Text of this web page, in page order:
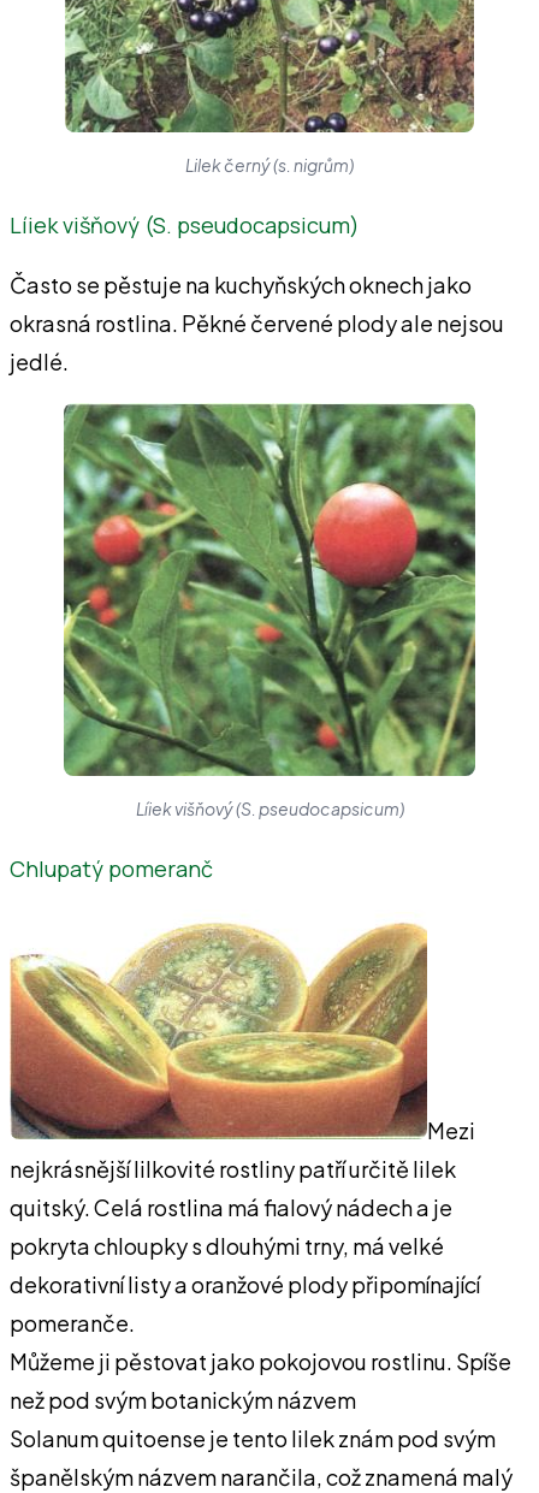
Lilek černý (s. nigrům)
Líiek višňový (S. pseudocapsicum)
Často se pěstuje na kuchyňských oknech jako
okrasná rostlina. Pěkné červené plody ale nejsou
jedlé.
Líiek višňový (S. pseudocapsicum)
Chlupatý pomeranč
Mezi
nejkrásnější lilkovité rostliny patří určitě lilek
quitský. Celá rostlina má fialový nádech a je
pokryta chloupky s dlouhými trny, má velké
dekorativní listy a oranžové plody připomínající
pomeranče.
Můžeme ji pěstovat jako pokojovou rostlinu. Spíše
než pod svým botanickým názvem
Solanum quitoense je tento lilek znám pod svým
španělským názvem narančila, což znamená malý